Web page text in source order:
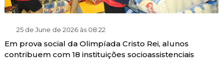
25 de June de 2026 às 08:22
Em prova social da Olimpíada Cristo Rei, alunos
contribuem com 18 instituições socioassistenciais